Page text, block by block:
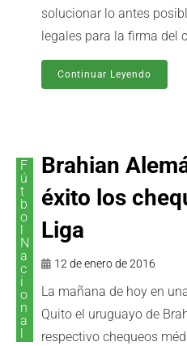
solucionar lo antes
legales para la firma del
Continuar Leyendo
F
ú
t
b
o
N
a
c
i
o
n
a
Brahian
éxito los
Liga
12 de enero de 2016
La mañana de hoy en
Quito el uruguayo de
respectivo chequeos